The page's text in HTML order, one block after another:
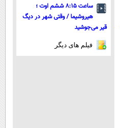
ساعت ۸:۱۵ ششم اوت ؛
هیروشیما / وقتی شهر در دیگ
قیر می‌جوشید
فیلم های دیگر